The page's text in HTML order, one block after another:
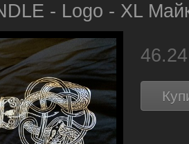
- Logo - XL
46.24